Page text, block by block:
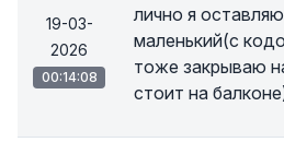
19-03-
2026
00:14:08
лично я
маленький(с
тоже закрываю
стоит на